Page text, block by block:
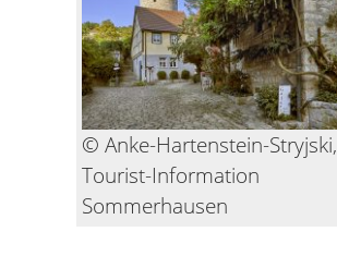
© Anke-Hartenstein-Stryjski,
Tourist-Information
Sommerhausen